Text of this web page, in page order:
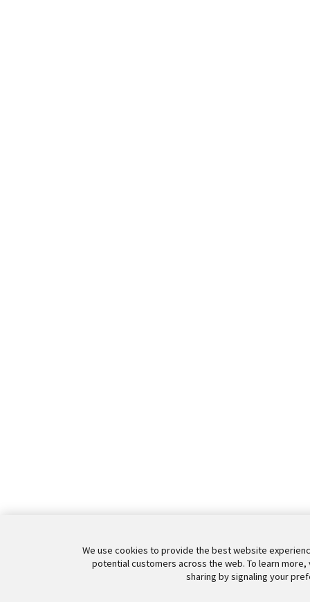
We use cookies to provide the best website
potential customers across the web. To learn
sharing by signaling your